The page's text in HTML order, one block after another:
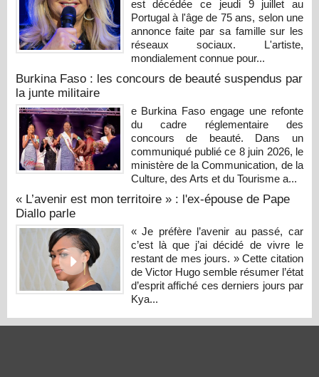
est décédée ce jeudi 9 juillet au
Portugal à l'âge de 75 ans, selon une
annonce faite par sa famille sur les
réseaux sociaux. L'artiste,
mondialement connue pour...
Burkina Faso : les concours de beauté suspendus par
la junte militaire
e Burkina Faso engage une refonte
du cadre réglementaire des
concours de beauté. Dans un
communiqué publié ce 8 juin 2026, le
ministère de la Communication, de la
Culture, des Arts et du Tourisme a...
« L’avenir est mon territoire » : l'ex-épouse de Pape
Diallo parle
« Je préfère l’avenir au passé, car
c’est là que j’ai décidé de vivre le
restant de mes jours. » Cette citation
de Victor Hugo semble résumer l’état
d’esprit affiché ces derniers jours par
Kya...